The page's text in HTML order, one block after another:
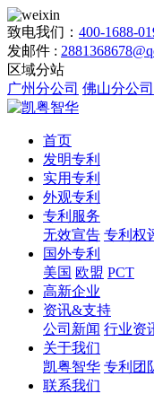
致电我们： 400-1688-
发邮件 :
区域分站
广州分公司 佛山分公司
首页
发明专利
实用专利
外观专利
专利服务
无效宣告 专利权
国外专利
美国 欧盟 PCT
高新企业
资讯&支持
公司新闻 行业资
关于我们
凯粤智华 专利团
联系我们